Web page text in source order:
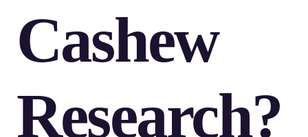
Cashew
Research?